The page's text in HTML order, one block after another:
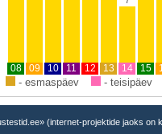
08 09 10 11 12 13 14 15
- esmaspäev - teisipäev
(internet-projektide jaoks on